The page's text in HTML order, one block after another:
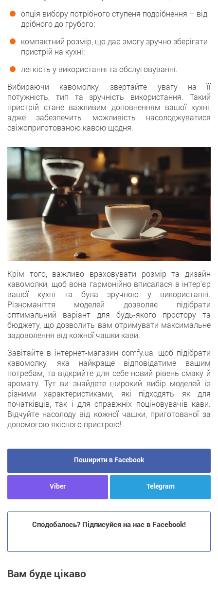
опція вибору потрібного ступеня подрібнення – від
дрібного до грубого;
компактний розмір, що дає змогу зручно зберігати
пристрій на кухні;
легкість у використанні та обслуговуванні.
Вибираючи кавомолку, звертайте увагу на її
потужність, тип та зручність використання. Такий
пристрій стане важливим доповненням вашої кухні,
адже забезпечить можливість насолоджуватися
свіжоприготованою кавою щодня.
Крім того, важливо враховувати розмір та дизайн
кавомолки, щоб вона гармонійно вписалася в інтер’єр
вашої кухні та була зручною у використанні.
Різноманіття моделей дозволяє підібрати
оптимальний варіант для будь-якого простору та
бюджету, що дозволить вам отримувати максимальне
задоволення від кожної чашки кави.
Завітайте в інтернет-магазин comfy.ua, щоб підібрати
кавомолку, яка найкраще відповідатиме вашим
потребам, та відкрийте для себе новий рівень смаку й
аромату. Тут ви знайдете широкий вибір моделей із
різними характеристиками, які підходять як для
початківців, так і для справжніх поціновувачів кави.
Відчуйте насолоду від кожної чашки, приготованої за
допомогою якісного пристрою!
Поширити в Facebook
Viber Telegram
Сподобалось? Підписуйся на нас в Facebook!
Вам буде цікаво